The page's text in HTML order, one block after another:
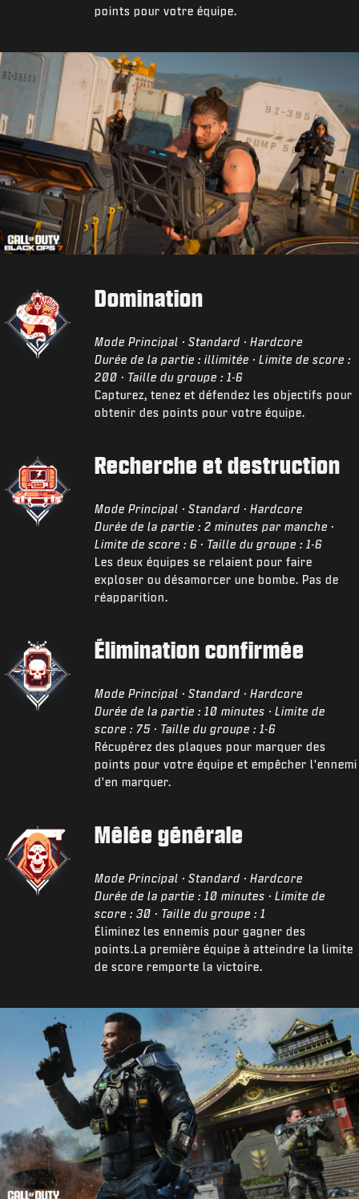
points pour votre équipe.
Domination
Mode Principal · Standard · Hardcore
Durée de la partie : illimitée · Limite de score :
200 · Taille du groupe : 1-6
Capturez, tenez et défendez les objectifs pour
obtenir des points pour votre équipe.
Recherche et destruction
Mode Principal · Standard · Hardcore
Durée de la partie : 2 minutes par manche ·
Limite de score : 6 · Taille du groupe : 1-6
Les deux équipes se relaient pour faire
exploser ou désamorcer une bombe. Pas de
réapparition.
Élimination confirmée
Mode Principal · Standard · Hardcore
Durée de la partie : 10 minutes · Limite de
score : 75 · Taille du groupe : 1-6
Récupérez des plaques pour marquer des
points pour votre équipe et empêcher l'ennemi
d'en marquer.
Mêlée générale
Mode Principal · Standard · Hardcore
Durée de la partie : 10 minutes · Limite de
score : 30 · Taille du groupe : 1
Éliminez les ennemis pour gagner des
points.La première équipe à atteindre la limite
de score remporte la victoire.